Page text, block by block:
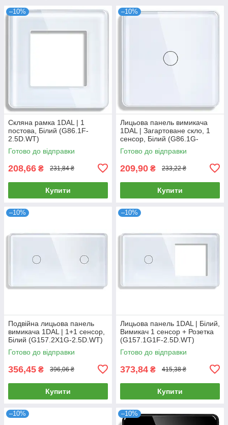
–10%
Скляна рамка 1DAL | 1
постова, Білий (G86.1F-
2.5D.WT)
Готово до відправки
208,66 ₴ 231,84 ₴
Купити
–10%
Лицьова панель вимикача
1DAL | Загартоване скло, 1
сенсор, Білий (G86.1G-
2.5D.WT)
Готово до відправки
209,90 ₴ 233,22 ₴
Купити
–10%
Подвійна лицьова панель
вимикача 1DAL | 1+1 сенсор,
Білий (G157.2X1G-2.5D.WT)
Готово до відправки
356,45 ₴ 396,06 ₴
Купити
–10%
Лицьова панель 1DAL | Білий,
Вимикач 1 сенсор + Розетка
(G157.1G1F-2.5D.WT)
Готово до відправки
373,84 ₴ 415,38 ₴
Купити
–10% –10%